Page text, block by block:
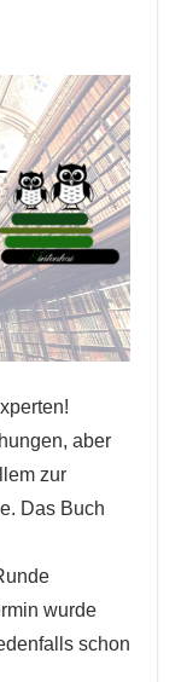
aber
zur
Das Buch
wurde
schon